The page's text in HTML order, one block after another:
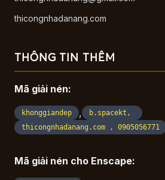
thicongnhadanang.com
THÔNG TIN THÊM
Mã giải nén:
khonggiandep ,
b.spacekt,
thicongnhadanang.com , 0905056771
Mã giải nén cho Enscape: